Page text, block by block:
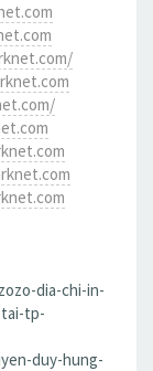
dia-chi-in-
tp-
duy-hung-